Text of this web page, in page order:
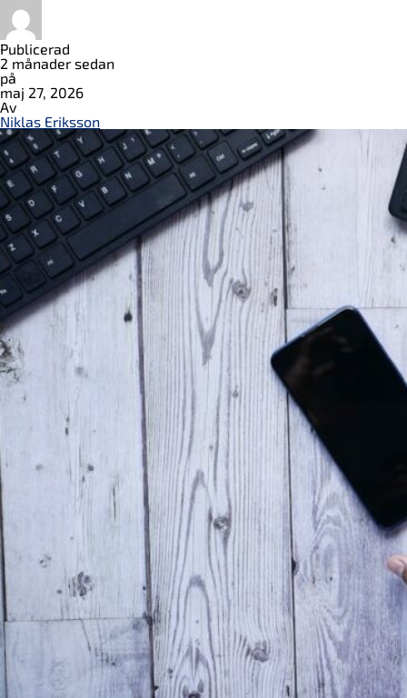
Publicerad
2 månader sedan
på
maj 27, 2026
Av
Niklas Eriksson